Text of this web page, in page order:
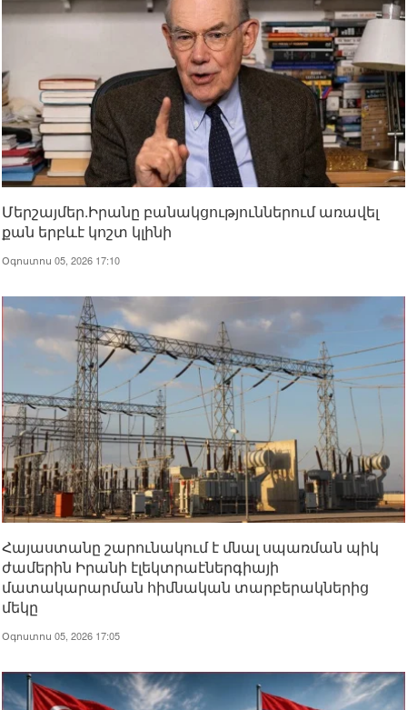
Մերշայմեր.Իրանը բանակցություններում առավել
քան երբևէ կոշտ կլինի
Օգոստոս 05, 2026 17:10
Հայաստանը շարունակում է մնալ սպառման պիկ
ժամերին Իրանի էլեկտրաէներգիայի
մատակարարման հիմնական տարբերակներից
մեկը
Օգոստոս 05, 2026 17:05